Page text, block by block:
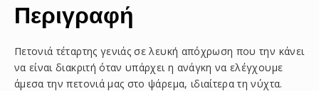
Περιγραφή
Πετονιά τέταρτης γενιάς σε λευκή απόχρωση που την κάνει
να είναι διακριτή όταν υπάρχει η ανάγκη να ελέγχουμε
άμεσα την πετονιά μας στο ψάρεμα, ιδιαίτερα τη νύχτα.